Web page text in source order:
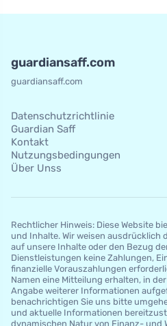
guardiansaff.com
guardiansaff.com
Datenschutzrichtlinie
Guardian Saff
Kontakt
Nutzungsbedingungen
Über Unss
Rechtlicher Hinweis: Diese Website
und Inhalte. Wir weisen
auf unsere Inhalte oder den Bezug
Dienstleistungen keine Zahlungen,
finanzielle Vorauszahlungen
Namen eine Mitteilung erhalten, in
Angabe weiterer Informationen
benachrichtigen Sie uns bitte
und aktuelle Informationen
dynamischen Natur von Finanz- und